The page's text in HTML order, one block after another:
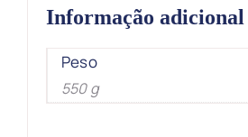
Informação adicional
Peso
550 g